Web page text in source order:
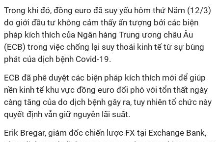
Trong khi đó, đồng euro đã suy yếu hôm thứ Năm (12/3)
do giới đầu tư không cảm thấy ấn tượng bởi các biện
pháp kích thích của Ngân hàng Trung ương châu Âu
(ECB) trong việc chống lại suy thoái kinh tế từ sự bùng
phát của dịch bệnh Covid-19.
ECB đã phê duyệt các biện pháp kích thích mới để giúp
nền kinh tế khu vực đồng euro đối phó với tổn thất ngày
càng tăng của do dịch bệnh gây ra, tuy nhiên tổ chức này
quyết định vẫn giữ nguyên lãi suất.
Erik Bregar, giám đốc chiến lược FX tại Exchange Bank,